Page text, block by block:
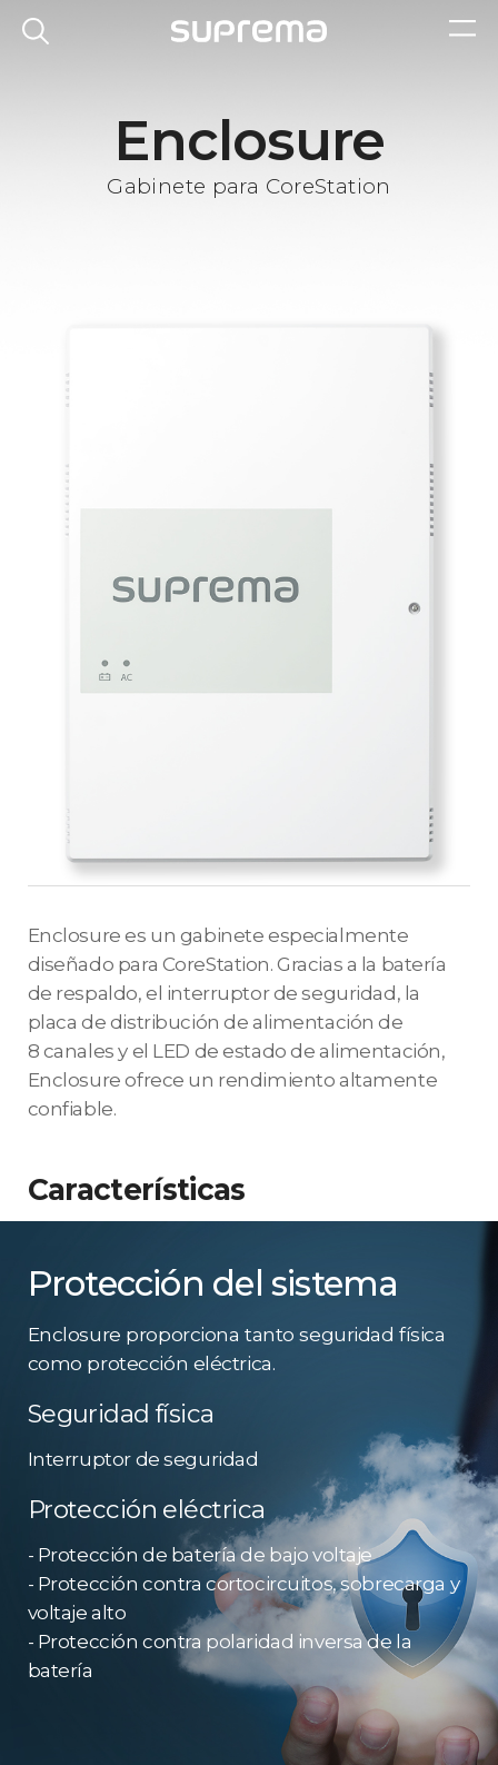
Enclosure
Gabinete para CoreStation
Enclosure es un gabinete especialmente
diseñado para CoreStation. Gracias a la batería
de respaldo, el interruptor de seguridad, la
placa de distribución de alimentación de
8 canales y el LED de estado de alimentación,
Enclosure ofrece un rendimiento altamente
confiable.
Características
Protección del sistema
Enclosure proporciona tanto seguridad física
como protección eléctrica.
Seguridad física
Interruptor de seguridad
Protección eléctrica
- Protección de batería de bajo voltaje
- Protección contra cortocircuitos, sobrecarga y
voltaje alto
- Protección contra polaridad inversa de la
batería